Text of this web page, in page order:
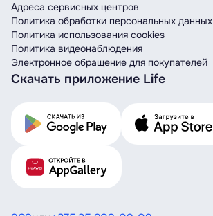
Адреса сервисных центров
Политика обработки персональных данных
Политика использования cookies
Политика видеонаблюдения
Электронное обращение для покупателей
Скачать приложение Life